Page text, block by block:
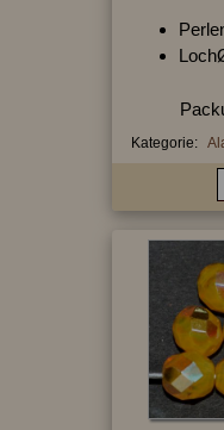
Kategorie: